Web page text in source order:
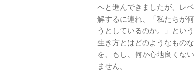
へと進んできましたが、レ
解するに連れ、「私たちが
うとしているのか。」とい
生き方とはどのようなもの
を、もし、何か心地良くな
ません。